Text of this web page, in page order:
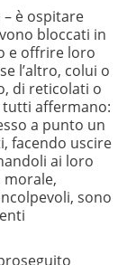
è ospitare
bloccati in
e offrire loro
l’altro, colui o
di reticolati o
tutti affermano:
a punto un
facendo uscire
ai loro
sono